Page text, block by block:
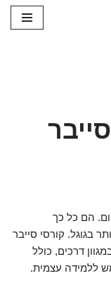
הם כל כך
בגוגל. קורסי סייבר
דרכים, כולל
ללמידה עצמית.